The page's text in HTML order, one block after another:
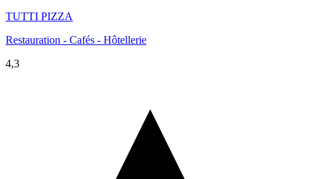
TUTTI PIZZA
Restauration - Cafés - Hôtellerie
4,3